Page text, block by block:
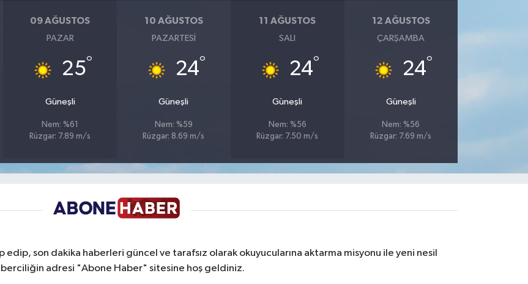
09 AĞUSTOS
PAZAR
25°
Güneşli
Nem: %61
Rüzgar: 7.89 m/s
10 AĞUSTOS
PAZARTESI
24°
Güneşli
Nem: %59
Rüzgar: 8.69 m/s
11 AĞUSTOS
SALI
24°
Güneşli
Nem: %56
Rüzgar: 7.50 m/s
12 AĞUSTOS
ÇARŞAMBA
24°
Güneşli
Nem: %56
Rüzgar: 7.69 m/s
edip, son dakika haberleri güncel ve tarafsız olarak okuyucularına aktarma misyonu ile yeni nesil
adresi "Abone Haber" sitesine hoş geldiniz.